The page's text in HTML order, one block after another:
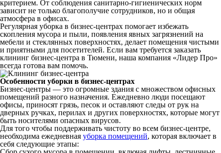
критерием. От соблюдения санитарно-гигиенических норм
зависит не только благополучие сотрудников, но и общая
атмосфера в офисах.
Регулярная уборка в бизнес-центрах помогает избежать
скопления мусора и пыли, появления явных загрязнений на
мебели и стеклянных поверхностях, делает помещения чистыми
и приятными для посетителей. Если вам требуется заказать
клининг бизнес-центра в Тюмени, наша компания «Лидер Про»
всегда готова вам помочь.
Особенности уборки в бизнес-центрах
Бизнес-центры — это огромные здания с множеством офисных
помещений разного назначения. Ежедневно люди посещают
офисы, приносят грязь, песок и оставляют следы от рук на
дверных ручках, перилах и других поверхностях, которые могут
быть носителями опасных вирусов.
Для того чтобы поддерживать чистоту во всем бизнес-центре,
необходима ежедневная уборка помещений, которая включает в
себя следующие этапы: